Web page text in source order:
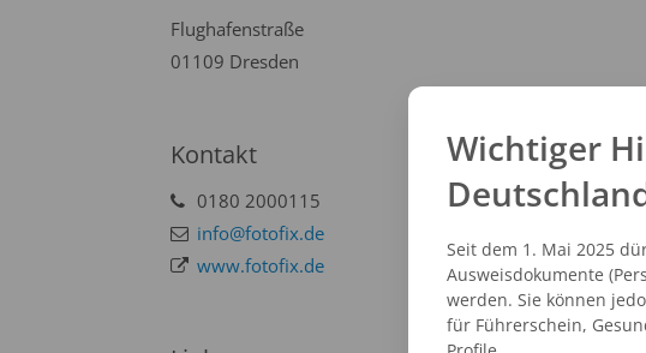
Flughafenstraße
01109 Dresden
Kontakt
0180 2000115
info@fotofix.de
www.fotofix.de
Wichtiger
Seit dem 1. Mai 2025
Ausweisdokumente
werden. Sie können
für Führerschein,